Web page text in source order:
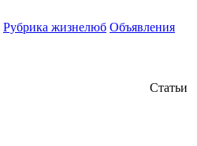
Рубрика жизнелюб Объявления
Статьи